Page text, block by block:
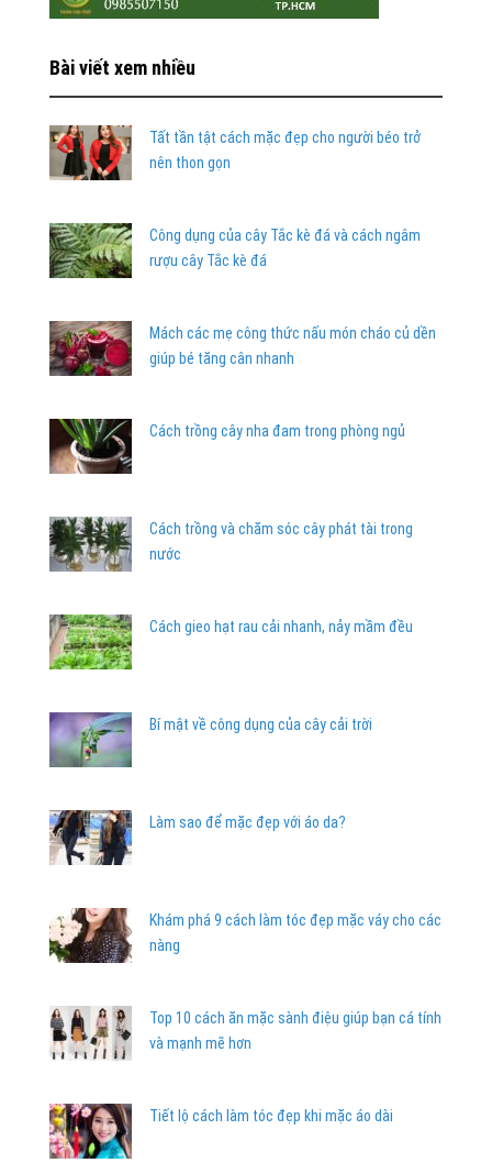
Bài viết xem nhiều
Tất tần tật cách mặc đẹp cho người béo trở
nên thon gọn
Công dụng của cây Tắc kè đá và cách ngâm
rượu cây Tắc kè đá
Mách các mẹ công thức nấu món cháo củ dền
giúp bé tăng cân nhanh
Cách trồng cây nha đam trong phòng ngủ
Cách trồng và chăm sóc cây phát tài trong
nước
Cách gieo hạt rau cải nhanh, nảy mầm đều
Bí mật về công dụng của cây cải trời
Làm sao để mặc đẹp với áo da?
Khám phá 9 cách làm tóc đẹp mặc váy cho các
nàng
Top 10 cách ăn mặc sành điệu giúp bạn cá tính
và mạnh mẽ hơn
Tiết lộ cách làm tóc đẹp khi mặc áo dài